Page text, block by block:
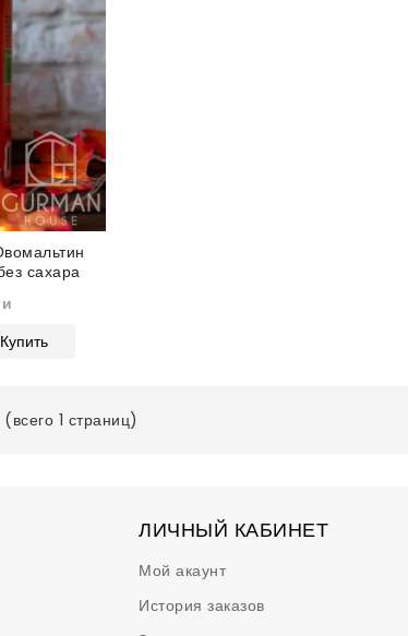
сахара
Купить
1 страниц)
ЛИЧНЫЙ КАБИНЕТ
Мой акаунт
История заказов